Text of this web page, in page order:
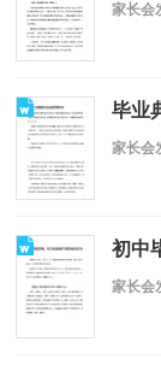
家长会
毕业
家长会
初中
家长会